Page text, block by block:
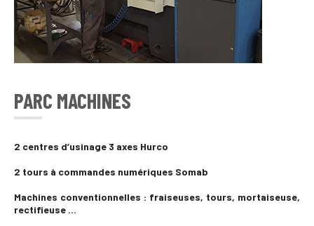
PARC MACHINES
2 centres d’usinage 3 axes Hurco
2 tours à commandes numériques Somab
Machines conventionnelles : fraiseuses, tours, mortaiseuse,
rectifieuse …